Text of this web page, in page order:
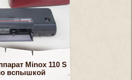
Minox 110 S
вспышкой